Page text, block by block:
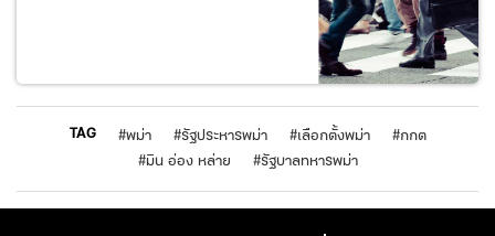
TAG #พม่า #รัฐประหารพม่า #เลือกตั้งพม่า #กกต
#มิน อ่อง หล่าย #รัฐบาลทหารพม่า